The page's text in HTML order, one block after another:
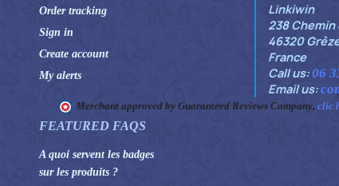
Order tracking
Sign in
Create account
My alerts
Linkiwin
238 Chemin
46320
France
Call us:06
Email us:
Merchant approved by Guaranteed Reviews Company, clic
FEATURED FAQS
A quoi servent les badges
sur les produits ?